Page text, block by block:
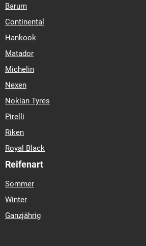
Barum
Continental
Hankook
Matador
Michelin
Nexen
Nokian Tyres
Pirelli
Riken
Royal Black
Reifenart
Sommer
Winter
Ganzjährig